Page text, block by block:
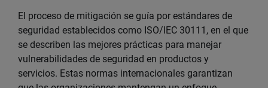
El proceso de mitigación se guía por estándares de
seguridad establecidos como ISO/IEC 30111, en el que
se describen las mejores prácticas para manejar
vulnerabilidades de seguridad en productos y
servicios. Estas normas internacionales garantizan